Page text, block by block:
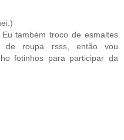
também troco de esmaltes
de roupa rsss, então vou
fotinhos para participar da